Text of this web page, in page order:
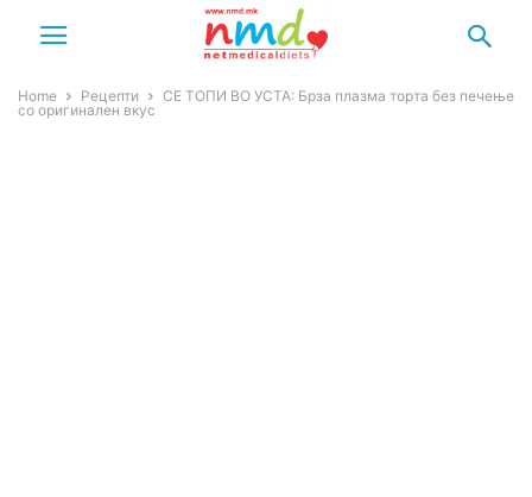
Home Рецепти
СЕ ТОПИ ВО УСТА: Брза плазма торта без печење
со оригинален вкус